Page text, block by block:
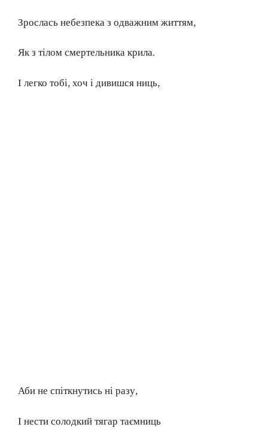
Зрослась небезпека з одважним життям,
Як з тілом смертельника крила.
І легко тобі, хоч і дивишся ниць,
Аби не спіткнутись ні разу,
І нести солодкий тягар таємниць